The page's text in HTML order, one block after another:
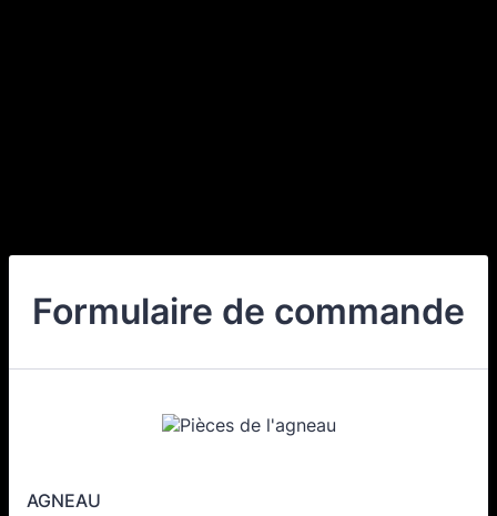
Formulaire de commande
AGNEAU